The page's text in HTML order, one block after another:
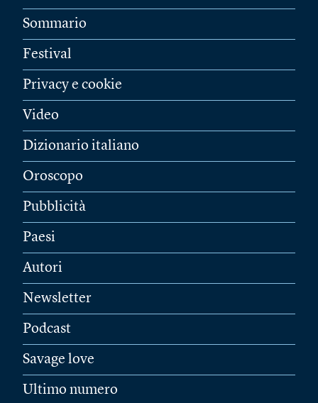
Sommario
Festival
Privacy e cookie
Video
Dizionario italiano
Oroscopo
Pubblicità
Paesi
Autori
Newsletter
Podcast
Savage love
Ultimo numero